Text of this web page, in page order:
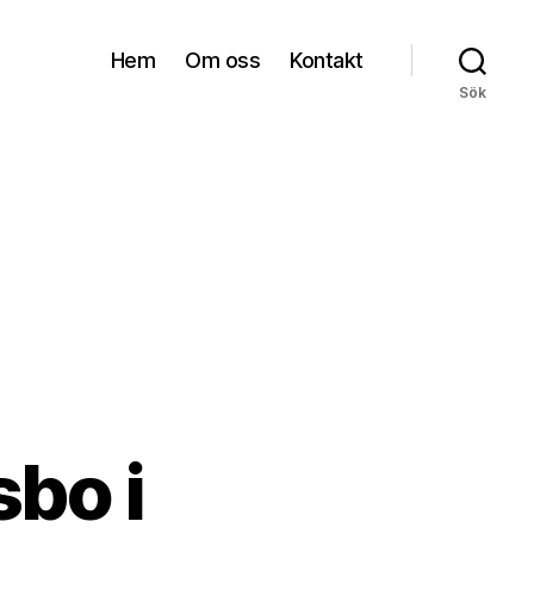
Hem Om oss Kontakt
Sök
i